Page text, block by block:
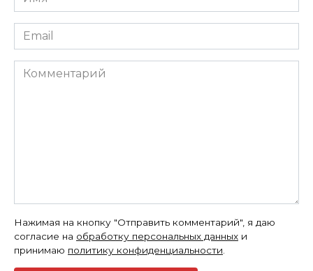
*
Email
*
Комментарий
Нажимая на кнопку "Отправить комментарий", я даю
согласие на обработку персональных данных и
принимаю политику конфиденциальности